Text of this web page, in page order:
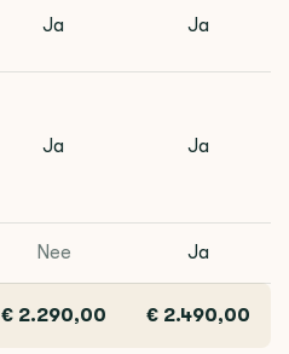
Ja Ja
Ja Ja
Nee Ja
€ 2.290,00 € 2.490,00